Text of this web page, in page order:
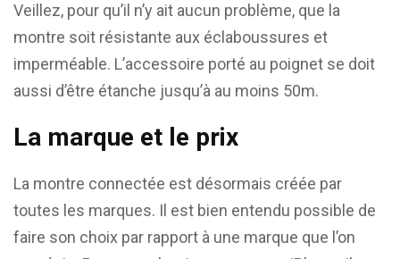
Veillez, pour qu’il n’y ait aucun problème, que la
montre soit résistante aux éclaboussures et
imperméable. L’accessoire porté au poignet se doit
aussi d’être étanche jusqu’à au moins 50m.
La marque et le prix
La montre connectée est désormais créée par
toutes les marques. Il est bien entendu possible de
faire son choix par rapport à une marque que l’on